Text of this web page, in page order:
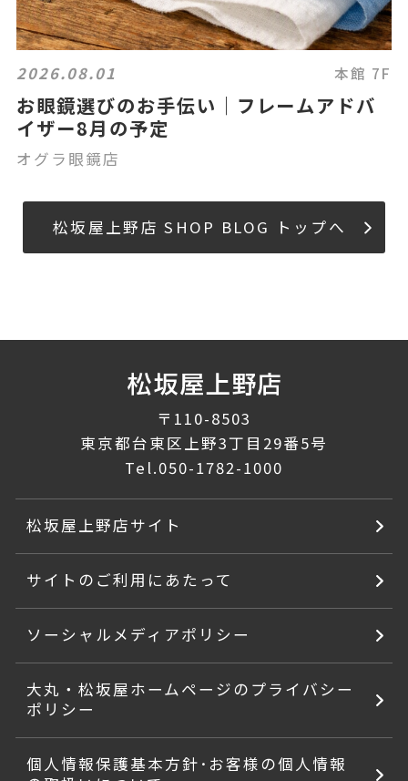
2026.08.01 本館 7F
お眼鏡選びのお手伝い｜フレームアドバ
イザー8月の予定
オグラ眼鏡店
松坂屋上野店 SHOP BLOG トップへ
〒110-8503
東京都台東区上野3丁目29番5号
Tel.050-1782-1000
松坂屋上野店サイト
サイトのご利用にあたって
ソーシャルメディアポリシー
大丸・松坂屋ホームページのプライバシー
ポリシー
個人情報保護基本方針･お客様の個人情報